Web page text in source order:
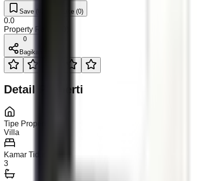
Save ( Like (0)
0.0
Property Rating (
0
Bagikan
Detail Properti
Tipe Properti
Villa
Kamar Tidur
3